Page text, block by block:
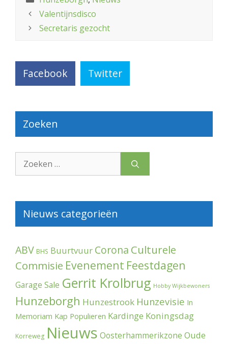
Valentijnsdisco
Secretaris gezocht
Facebook Twitter
Zoeken
naar:
Nieuws categorieën
ABV BHS Buurtvuur Corona Culturele
Commisie Evenement Feestdagen
Garage Sale Gerrit Krolbrug Hobby Wijkbewoners
Hunzeborgh Hunzestrook Hunzevisie In
Memoriam Kap Populieren Kardinge Koningsdag
Korreweg Nieuws Oosterhammerikzone Oude